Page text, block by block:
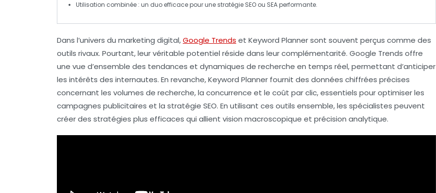
Utilisation combinée : un duo efficace pour une stratégie SEO ou SEAperformante.
Dans l’univers du marketing digital,Google Trends et Keyword Plannersont souvent perçus comme des
outils rivaux. Pourtant, leur véritable potentiel réside dans leurcomplémentarité. Google Trends offre
une vue d’ensemble des tendances et dynamiques de recherche en temps réel, permettant d’anticiper
les intérêts des internautes. En revanche,Keyword Planner fournit des données chiffrées précises
concernant les volumes de recherche, la concurrence et le coût par clic, essentiels pour optimiser les
campagnes publicitaires et la stratégie SEO. En utilisant ces outils ensemble, les spécialistes peuvent
créer des stratégies plus efficaces qui allient vision macroscopique et précision analytique.